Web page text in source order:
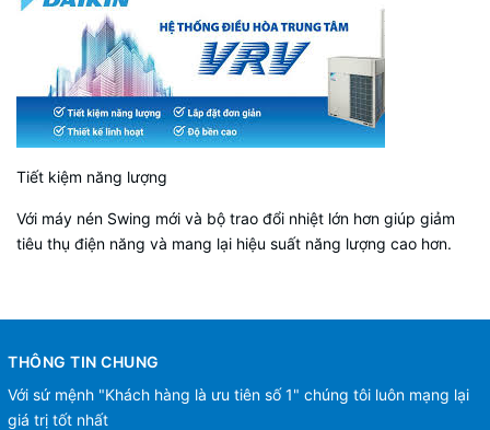
Tiết kiệm năng lượng
Với máy nén Swing mới và bộ trao đổi nhiệt lớn hơn giúp giảm
tiêu thụ điện năng và mang lại hiệu suất năng lượng cao hơn.
THÔNG TIN CHUNG
Với sứ mệnh "Khách hàng là ưu tiên số 1" chúng tôi luôn mạng lại
giá trị tốt nhất